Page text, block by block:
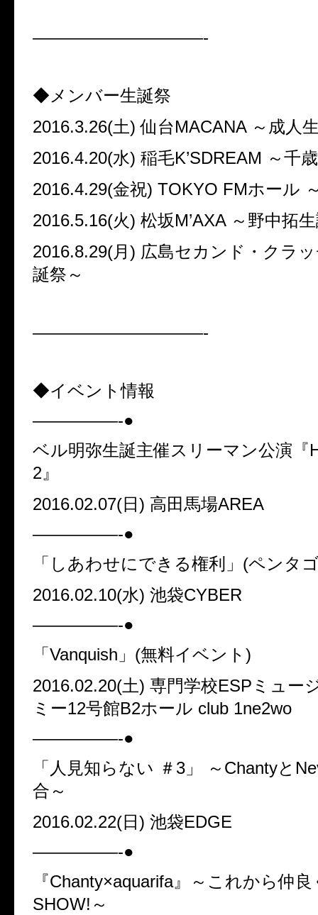
——————————-
◆ メンバー生誕祭
2016.3.26(土)仙台MACANA ～成人
2016.4.20(水) 稲毛K’SDREAM ～千
2016.4.29(金祝) TOKYO FMホール
2016.5.16(火) 松坂M’AXA ～野中拓
2016.8.29(月 ) 広島セカンド・クラ
誕祭～
——————————-
◆イベント情報
—————-●
ベル明弥生誕主催スリーマン公演『
2 』
2016.02.07(日 ) 高田馬場AREA
—————-●
「しあわせにできる権利」 (ペンタ
2016.02.10(水) 池袋CYBER
—————-●
「 Vanquish 」 (無料イベント )
2016.02.20(土) 専門学校ESP ミュー
ミー12号館B2ホール club 1ne2wo
—————-●
「人見知らない ＃ 3 」 ～ Chantyと
合～
2016.02.22(日 ) 池袋EDGE
—————-●
『Chanty×aquarifa』～これから仲
SHOW! ～